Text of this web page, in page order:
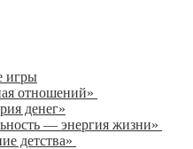
игры
отношений»
денег»
— энергия жизни»
детства»